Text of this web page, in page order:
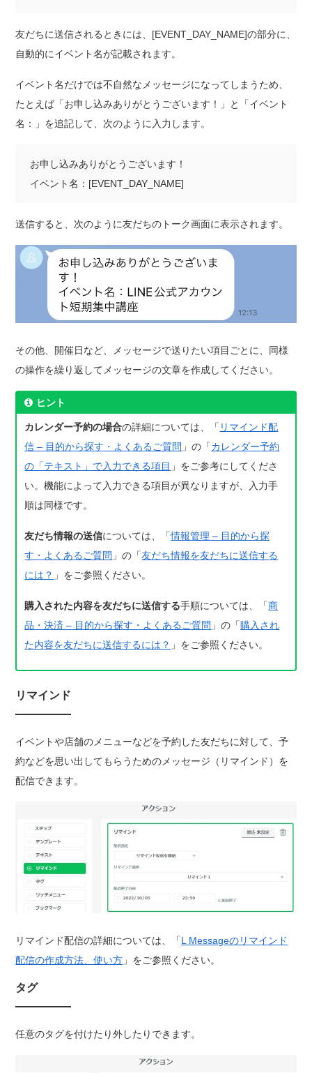
友だちに送信されるときには、[EVENT_DAY_NAME]の部分に、
自動的にイベント名が記載されます。
イベント名だけでは不自然なメッセージになってしまうため、
たとえば「お申し込みありがとうございます！」と「イベント
名：」を追記して、次のように入力します。
お申し込みありがとうございます！
イベント名：[EVENT_DAY_NAME]
送信すると、次のように友だちのトーク画面に表示されます。
その他、開催日など、メッセージで送りたい項目ごとに、同様
の操作を繰り返してメッセージの文章を作成してください。
ヒント
カレンダー予約の場合の詳細については、「 リマインド配
信 – 目的から探す・よくあるご質問 」の「カレンダー予約
の「テキスト」で入力できる項目 」をご参考にしてくださ
い。機能によって入力できる項目が異なりますが、入力手
順は同様です。
友だち情報の送信については、「情報管理 – 目的から探
す・よくあるご質問 」の「友だち情報を友だちに送信する
には？ 」をご参照ください。
購入された内容を友だちに送信する手順については、「商
品・決済 – 目的から探す・よくあるご質問 」の「購入され
た内容を友だちに送信するには？ 」をご参照ください。
リマインド
イベントや店舗のメニューなどを予約した友だちに対して、予
約などを思い出してもらうためのメッセージ（リマインド）を
配信できます。
リマインド配信の詳細については、「L Messageのリマインド
配信の作成方法、使い方 」をご参照ください。
タグ
任意のタグを付けたり外したりできます。